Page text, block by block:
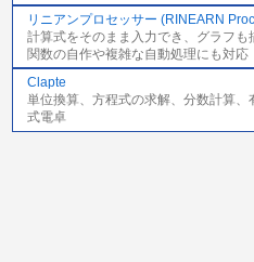
リニアンプロセッサー (RINEARN
計算式をそのまま入力でき、グラフも
関数の自作や複雑な自動処理にも対応
Clapte
単位換算、方程式の求解、分数計算
式電卓